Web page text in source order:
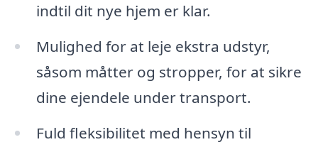
indtil dit nye hjem er klar.
Mulighed for at leje ekstra udstyr,
såsom måtter og stropper, for at sikre
dine ejendele under transport.
Fuld fleksibilitet med hensyn til